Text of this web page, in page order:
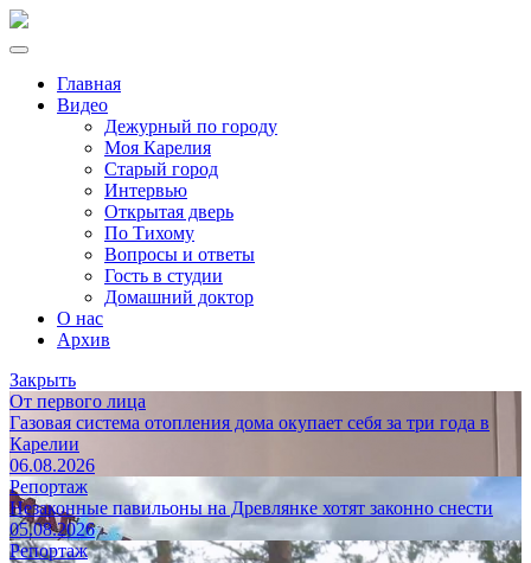
Главная
Видео
Дежурный по городу
Моя Карелия
Старый город
Интервью
Открытая дверь
По Тихому
Вопросы и ответы
Гость в студии
Домашний доктор
О нас
Архив
Закрыть
От первого лица
Газовая система отопления дома окупает себя за три года в
Карелии
06.08.2026
Репортаж
Незаконные павильоны на Древлянке хотят законно снести
05.08.2026
Репортаж